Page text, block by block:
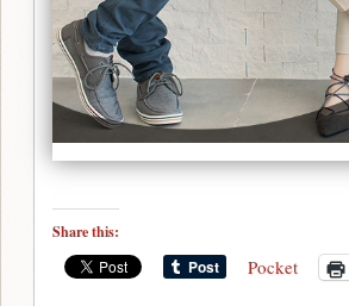
Share this:
Pocket